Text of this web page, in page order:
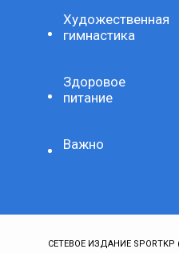
Художественная
гимнастика
Здоровое
питание
Важно
СЕТЕВОЕ ИЗДАНИЕ